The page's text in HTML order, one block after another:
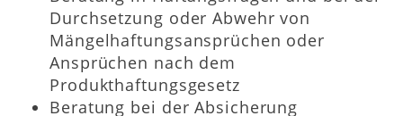
Durchsetzung oder Abwehr von
Mängelhaftungsansprüchen oder
Ansprüchen nach dem
Produkthaftungsgesetz
Beratung bei der Absicherung